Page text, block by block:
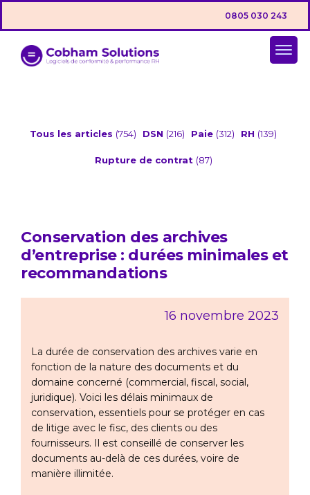
0805 030 243
Tous les articles (754) DSN (216) Paie (312) RH (139)
Rupture de contrat (87)
Conservation des archives
d’entreprise : durées minimales et
recommandations
16 novembre 2023
La durée de conservation des archives varie en
fonction de la nature des documents et du
domaine concerné (commercial, fiscal, social,
juridique). Voici les délais minimaux de
conservation, essentiels pour se protéger en cas
de litige avec le fisc, des clients ou des
fournisseurs. Il est conseillé de conserver les
documents au-delà de ces durées, voire de
manière illimitée.